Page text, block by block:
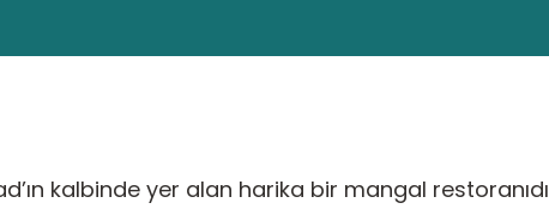
kalbinde yer alan harika bir mangal